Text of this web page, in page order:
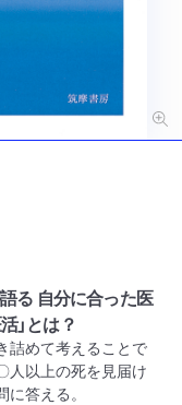
る 自分に合った医
」とは？
詰めて考えることで
人以上の死を見届け
答える。